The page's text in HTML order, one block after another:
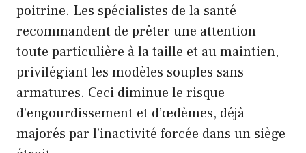
poitrine. Les spécialistes de la santé
recommandent de prêter une attention
toute particulière à la taille et au maintien,
privilégiant les modèles souples sans
armatures. Ceci diminue le risque
d’engourdissement et d’œdèmes, déjà
majorés par l’inactivité forcée dans un siège